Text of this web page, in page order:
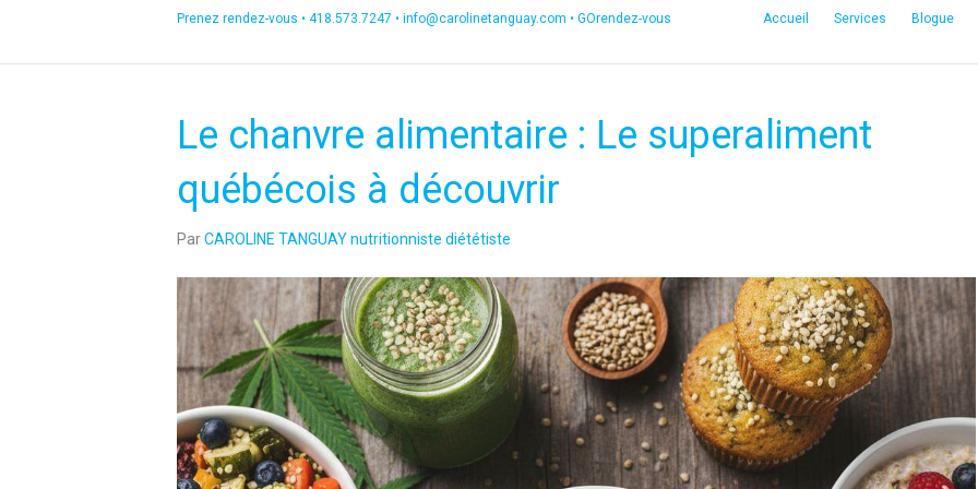
Prenez rendez-vous • 418.573.7247 • info@carolinetanguay.com • GOrendez-vous Accueil Services Blogue
Le chanvre alimentaire : Le superaliment
québécois à découvrir
ParCAROLINE TANGUAY nutritionniste diététiste